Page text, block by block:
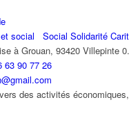
social
Social Solidarité
à Grouan, 93420 Villepinte
63 90 77 26
des activités